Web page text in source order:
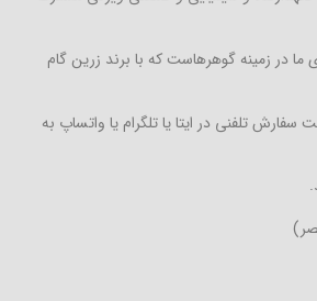
در زمینه گوهرهاست که با برند زرین گام
سفارش تلفنی در ایتا یا تلگرام یا واتساپ به